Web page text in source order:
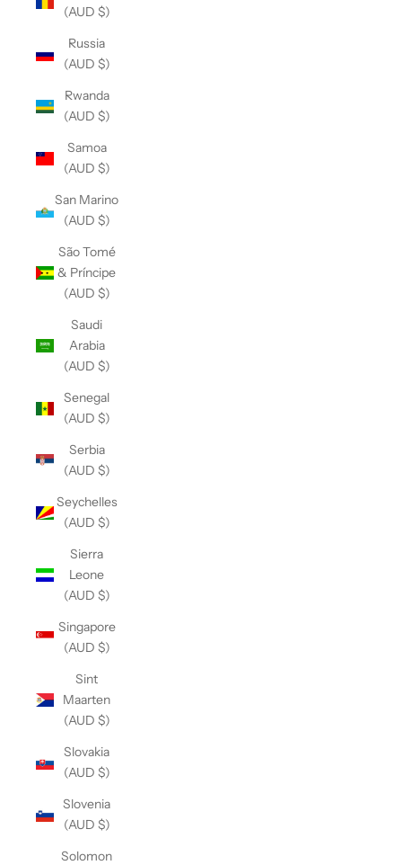
(AUD $)
Russia
(AUD $)
Rwanda
(AUD $)
Samoa
(AUD $)
San Marino
(AUD $)
São Tomé
& Príncipe
(AUD $)
Saudi
Arabia
(AUD $)
Senegal
(AUD $)
Serbia
(AUD $)
Seychelles
(AUD $)
Sierra
Leone
(AUD $)
Singapore
(AUD $)
Sint
Maarten
(AUD $)
Slovakia
(AUD $)
Slovenia
(AUD $)
Solomon